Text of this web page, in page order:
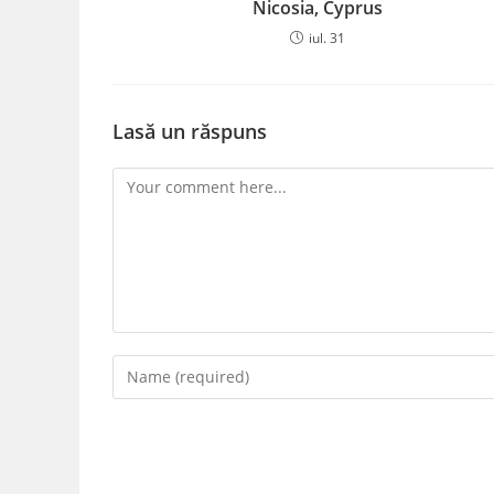
Nicosia, Cyprus
iul. 31
Lasă un răspuns
Comment
Enter
your